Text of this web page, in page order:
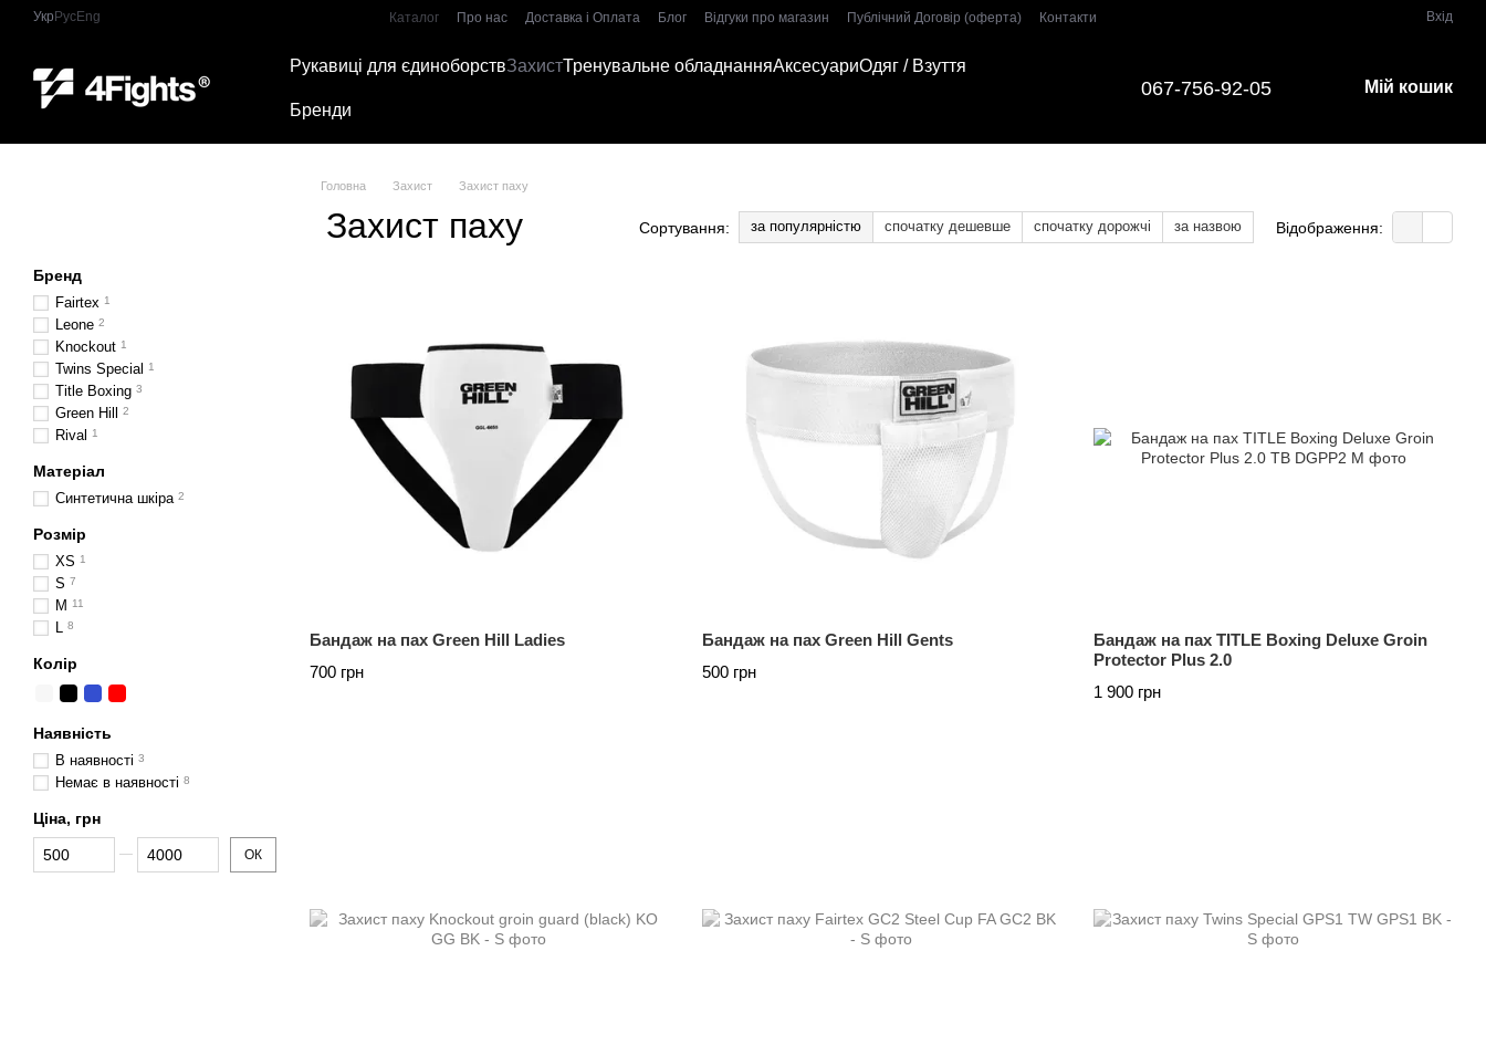
Перейти до основного контенту
Укр РусEng Каталог Про нас Доставка і Оплата Блог Відгуки про магазин Публічний Договір (оферта) Контакти Вхід
Рукавиці для єдиноборствЗахистТренувальне обладнанняАксесуариОдяг / Взуття
Бренди
067-756-92-05 Мій кошик
Головна Захист Захист паху
Захист паху Сортування: за популярністю спочатку дешевше спочатку дорожчі за назвою Відображення:
Бандаж на пах Green Hill Ladies
700 грн
Бандаж на пах Green Hill Gents
500 грн
Бандаж на пах TITLE Boxing Deluxe Groin
Protector Plus 2.0
1 900 грн
Бренд
Fairtex 1
Leone 2
Knockout 1
Twins Special 1
Title Boxing 3
Green Hill 2
Rival 1
Матеріал
Синтетична шкіра 2
Розмір
XS 1
S 7
M 11
L 8
Колір
Наявність
В наявності 3
Немає в наявності 8
Ціна, грн
Від Ціна, грн
До Ціна, грн ОК